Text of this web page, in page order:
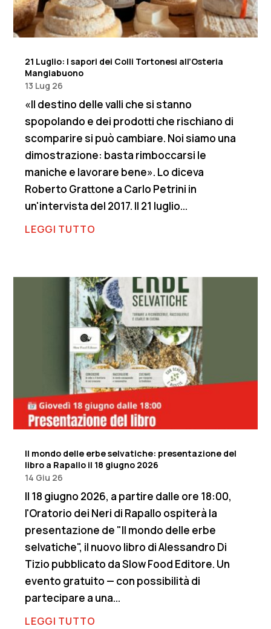
21 Luglio: I sapori dei Colli Tortonesi all’Osteria
Mangiabuono
13 Lug 26
«Il destino delle valli che si stanno
spopolando e dei prodotti che rischiano di
scomparire si può cambiare. Noi siamo una
dimostrazione: basta rimboccarsi le
maniche e lavorare bene». Lo diceva
Roberto Grattone a Carlo Petrini in
un'intervista del 2017. Il 21 luglio...
LEGGI TUTTO
Il mondo delle erbe selvatiche: presentazione del
libro a Rapallo il 18 giugno 2026
14 Giu 26
Il 18 giugno 2026, a partire dalle ore 18:00,
l'Oratorio dei Neri di Rapallo ospiterà la
presentazione de "Il mondo delle erbe
selvatiche", il nuovo libro di Alessandro Di
Tizio pubblicato da Slow Food Editore. Un
evento gratuito — con possibilità di
partecipare a una...
LEGGI TUTTO